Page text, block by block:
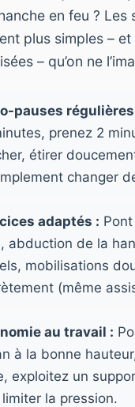
en feu ? Les
plus simples – et
– qu’on ne
pauses régulières
prenez 2
étirer
changer
adaptés :
abduction de la
mobilisations
(même
au travail :
à la bonne
exploitez un
la pression.